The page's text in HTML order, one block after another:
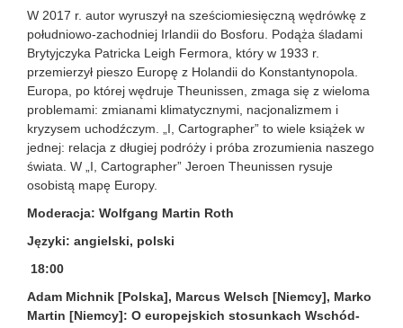
W 2017 r. autor wyruszył na sześciomiesięczną wędrówkę z
południowo-zachodniej Irlandii do Bosforu. Podąża śladami
Brytyjczyka Patricka Leigh Fermora, który w 1933 r.
przemierzył pieszo Europę z Holandii do Konstantynopola.
Europa, po której wędruje Theunissen, zmaga się z wieloma
problemami: zmianami klimatycznymi, nacjonalizmem i
kryzysem uchodźczym. „I, Cartographer” to wiele książek w
jednej: relacja z długiej podróży i próba zrozumienia naszego
świata. W „I, Cartographer” Jeroen Theunissen rysuje
osobistą mapę Europy.
Moderacja: Wolfgang Martin Roth
Języki: angielski, polski
18:00
Adam Michnik [Polska], Marcus Welsch [Niemcy], Marko
Martin [Niemcy]: O europejskich stosunkach Wschód-